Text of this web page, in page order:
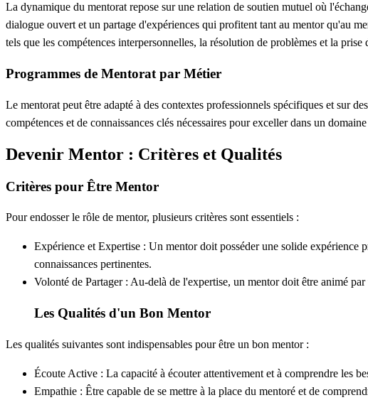
La dynamique du mentorat repose sur une relation de soutien mutuel où
dialogue ouvert et un partage d'expériences qui profitent tant au mentor qu'au
tels que les compétences interpersonnelles, la résolution de problèmes et la prise
Programmes de Mentorat par Métier
Le mentorat peut être adapté à des contextes professionnels spécifiques et sur
compétences et de connaissances clés nécessaires pour exceller dans un
Devenir Mentor : Critères et Qualités
Critères pour Être Mentor
Pour endosser le rôle de mentor, plusieurs critères sont essentiels :
Expérience et Expertise : Un mentor doit posséder une solide expérience
connaissances pertinentes.
Volonté de Partager : Au-delà de l'expertise, un mentor doit être animé
Les Qualités d'un Bon Mentor
Les qualités suivantes sont indispensables pour être un bon mentor :
Écoute Active : La capacité à écouter attentivement et à comprendre les
Empathie : Être capable de se mettre à la place du mentoré et de